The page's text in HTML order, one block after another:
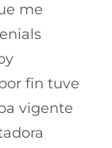
me
fin tuve
vigente